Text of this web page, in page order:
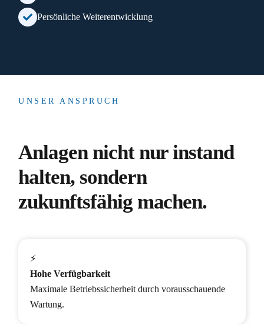
Persönliche Weiterentwicklung
UNSER ANSPRUCH
Anlagen nicht nur instand
halten, sondern
zukunftsfähig machen.
⚡
Hohe Verfügbarkeit
Maximale Betriebssicherheit durch vorausschauende
Wartung.